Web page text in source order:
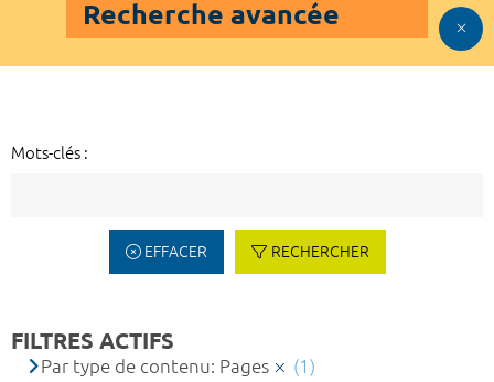
Recherche avancée
Mots-clés :
EFFACER RECHERCHER
FILTRES ACTIFS
Par type de contenu: Pages (1)